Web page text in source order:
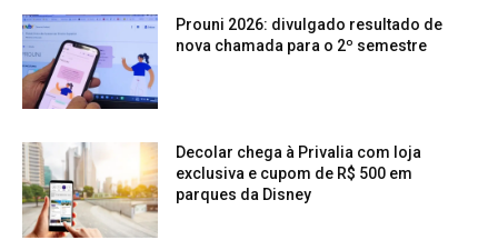
Prouni 2026: divulgado resultado de
nova chamada para o 2º semestre
Decolar chega à Privalia com loja
exclusiva e cupom de R$ 500 em
parques da Disney